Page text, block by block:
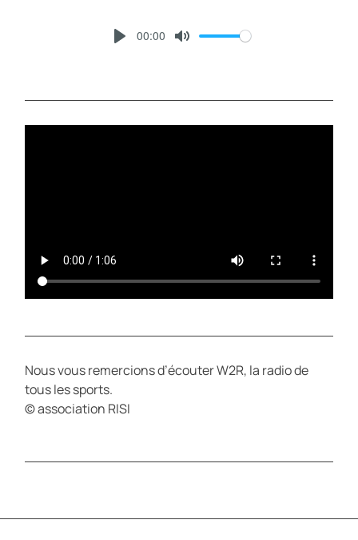
A
00:00
T
Nous vous remercions d’écouter W2R, la radio de
tous les sports.
© association RISI